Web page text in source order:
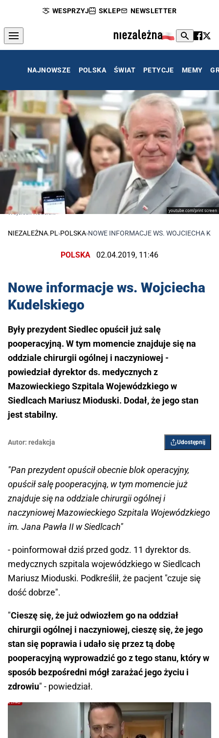
WESPRZYJ SKLEP NEWSLETTER
NAJNOWSZE POLSKA ŚWIAT PETYCJE MEMY
youtube.com/print screen
Wojciech Kudelski
NIEZALEŻNA.PL ›POLSKA›NOWE INFORMACJE WS. WOJCIECHA
POLSKA 02.04.2019, 11:46
Nowe informacje ws. Wojciecha
Kudelskiego
Były prezydent Siedlec opuścił już salę
pooperacyjną. W tym momencie znajduje się na
oddziale chirurgii ogólnej i naczyniowej -
powiedział dyrektor ds. medycznych z
Mazowieckiego Szpitala Wojewódzkiego w
Siedlcach Mariusz Mioduski. Dodał, że jego stan
jest stabilny.
Autor: redakcja Udostępnij
"Pan prezydent opuścił obecnie blok operacyjny,
opuścił salę pooperacyjną, w tym momencie już
znajduje się na oddziale chirurgii ogólnej i
naczyniowej Mazowieckiego Szpitala Wojewódzkiego
im. Jana Pawła II w Siedlcach"
- poinformował dziś przed godz. 11 dyrektor ds.
medycznych szpitala wojewódzkiego w Siedlcach
Mariusz Mioduski. Podkreślił, że pacjent "czuje się
dość dobrze".
"Cieszę się, że już odwiozłem go na oddział
chirurgii ogólnej i naczyniowej, cieszę się, że jego
stan się poprawia i udało się przez tą dobę
pooperacyjną wyprowadzić go z tego stanu, który w
sposób bezpośredni mógł zarażać jego życiu i
zdrowiu" - powiedział.